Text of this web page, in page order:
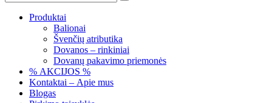
Produktai
Balionai
Švenčių atributika
Dovanos – rinkiniai
Dovanų pakavimo priemonės
% AKCIJOS %
Kontaktai – Apie mus
Blogas